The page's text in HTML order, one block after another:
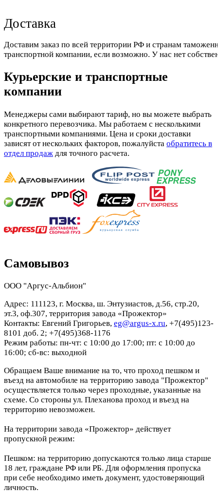
Доставка
Доставим заказ по всей территории РФ и странам
транспортной компании, если возможно. У нас нет
Курьерские и транспортные
компании
Менеджеры сами выбирают тариф, но вы можете выбрать
конкретного перевозчика. Мы работаем с несколькими
транспортными компаниями. Цена и сроки доставки
зависят от нескольких факторов, пожалуйста обратитесь в
отдел продаж для точного расчета.
Самовывоз
ООО "Аргус-Альбион"
Адрес: 111123, г. Москва, ш. Энтузиастов, д.56, стр.20,
эт.3, оф.307, территория завода «Прожектор»
Контакты: Евгений Григорьев, eg@argus-x.ru, +7(495)123-
8101 доб. 2; +7(495)368-1176
Режим работы: пн-чт: с 10:00 до 17:00; пт: с 10:00 до
16:00; сб-вс: выходной
Обращаем Ваше внимание на то, что проход пешком и
въезд на автомобиле на территорию завода "Прожектор"
осуществляется только через проходные, указанные на
схеме. Со стороны ул. Плеханова проход и въезд на
территорию невозможен.
На территории завода «Прожектор» действует
пропускной режим:
Пешком: на территорию допускаются только лица старше
18 лет, граждане РФ или РБ. Для оформления пропуска
при себе необходимо иметь документ, удостоверяющий
личность.